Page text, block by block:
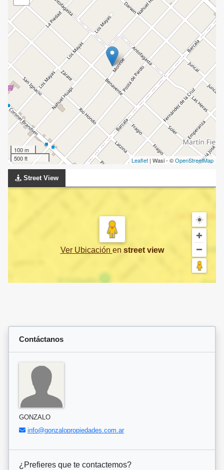
100 m
500 ft
Leaflet | Wasi - ©OpenStreetMap
Street View
Ver Ubicación en street view
Contáctanos
GONZALO
info@gonzalopropiedades.com.ar
¿Prefieres que te contactemos?